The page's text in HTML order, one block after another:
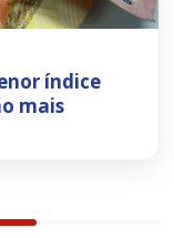
índice
mais